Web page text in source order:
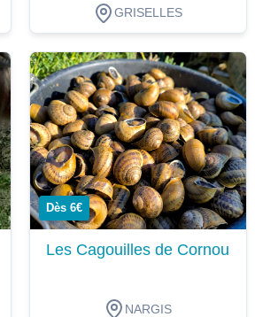
GRISELLES
Dégustation
Dès 6€
Les Cagouilles de Cornou
NARGIS